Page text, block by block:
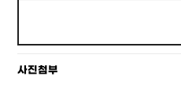
사진첨부